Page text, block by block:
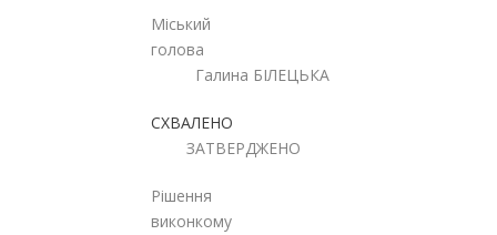
Міський
голова
Галина БІЛЕЦЬКА
СХВАЛЕНО
ЗАТВЕРДЖЕНО
Рішення
виконкому